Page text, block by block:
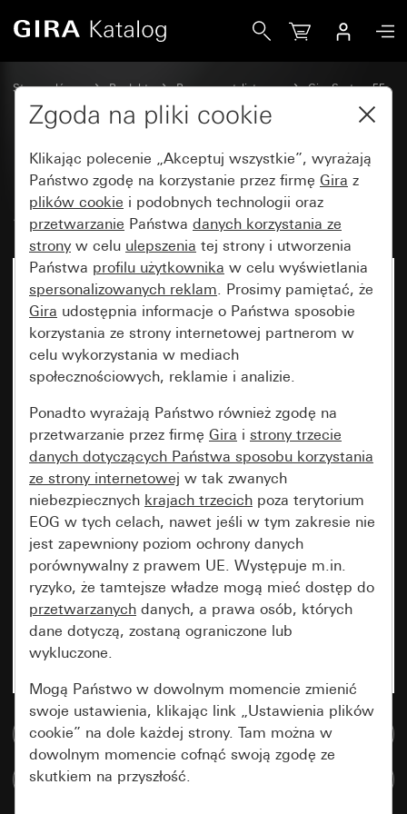
Strona główna Produkty Programy stylistyczne
Gira System 55
Wyłączniki i przyciski
Moduł nakładany do obsługi
System 3000 System 55
Do bazy danych multimedialnych
Porównaj artykuły
Zgoda na pliki cookie
Klikając polecenie „Akceptuj wszystkie”, wyrażają
Państwo zgodę na korzystanie przez firmę Gira z
plików cookie i podobnych technologii oraz
przetwarzanie Państwa danych korzystania ze
strony w celu ulepszenia tej strony i utworzenia
Państwa profilu użytkownika w celu wyświetlania
spersonalizowanych reklam. Prosimy pamiętać, że
Gira udostępnia informacje o Państwa sposobie
korzystania ze strony internetowej partnerom w
celu wykorzystania w mediach
społecznościowych, reklamie i analizie.
Ponadto wyrażają Państwo również zgodę na
przetwarzanie przez firmę Gira i strony trzecie
danych dotyczących Państwa sposobu korzystania
ze strony internetowej w tak zwanych
niebezpiecznych krajach trzecich poza terytorium
EOG w tych celach, nawet jeśli w tym zakresie nie
jest zapewniony poziom ochrony danych
porównywalny z prawem UE. Występuje m.in.
ryzyko, że tamtejsze władze mogą mieć dostęp do
przetwarzanych danych, a prawa osób, których
dane dotyczą, zostaną ograniczone lub
wykluczone.
Mogą Państwo w dowolnym momencie zmienić
swoje ustawienia, klikając link „Ustawienia plików
cookie” na dole każdej strony. Tam można w
dowolnym momencie cofnąć swoją zgodę ze
skutkiem na przyszłość.